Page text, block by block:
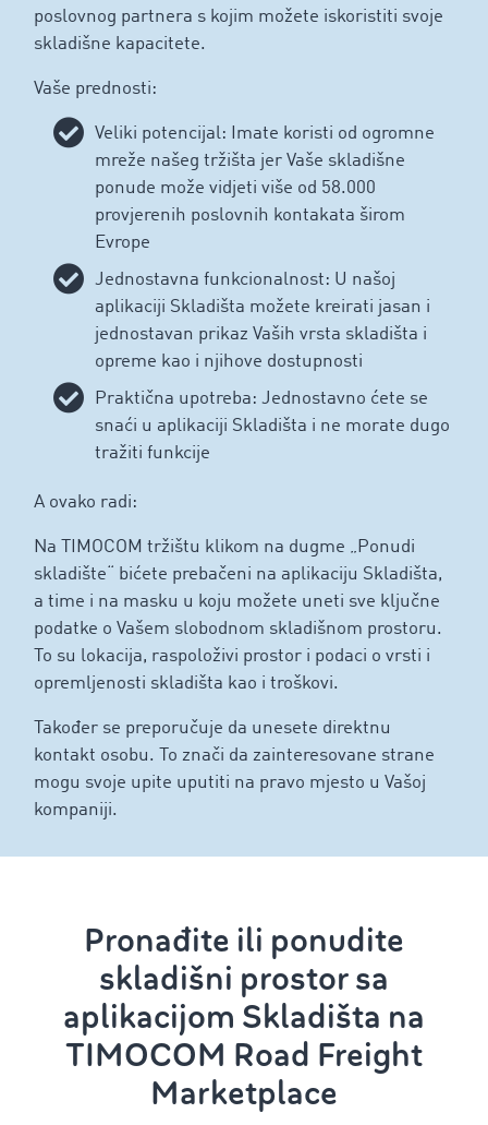
poslovnog partnera s kojim možete iskoristiti svoje
skladišne kapacitete.
Vaše prednosti:
Veliki potencijal: Imate koristi od ogromne
mreže našeg tržišta jer Vaše skladišne ​​
ponude može vidjeti više od 58.000
provjerenih poslovnih kontakata širom
Evrope
Jednostavna funkcionalnost: U našoj
aplikaciji Skladišta možete kreirati jasan i
jednostavan prikaz Vaših vrsta skladišta i
opreme kao i njihove dostupnosti
Praktična upotreba: Jednostavno ćete se
snaći u aplikaciji Skladišta i ne morate dugo
tražiti funkcije
A ovako radi:
Na TIMOCOM tržištu klikom na dugme „Ponudi
skladište“ bićete prebačeni na aplikaciju Skladišta,
a time i na masku u koju možete uneti sve ključne
podatke o Vašem slobodnom skladišnom prostoru.
To su lokacija, raspoloživi prostor i podaci o vrsti i
opremljenosti skladišta kao i troškovi.
Također se preporučuje da unesete direktnu
kontakt osobu. To znači da zainteresovane strane
mogu svoje upite uputiti na pravo mjesto u Vašoj
kompaniji.
Pronađite ili ponudite
skladišni prostor sa
aplikacijom Skladišta na
TIMOCOM Road Freight
Marketplace